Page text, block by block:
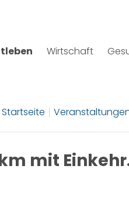
Wirtschaft
Startseite
mit